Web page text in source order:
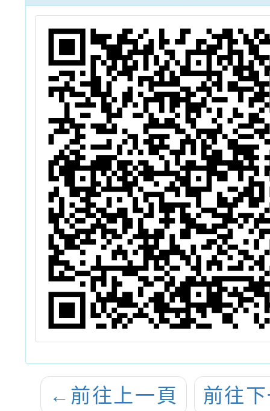
← 前往上一頁 前往